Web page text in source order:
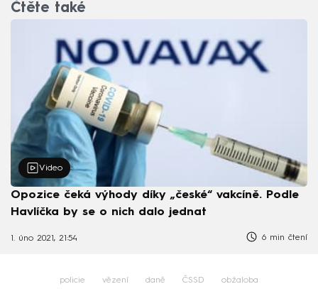
Čtěte také
Video
Opozice čeká výhody díky „české“ vakcíně. Podle
Havlíčka by se o nich dalo jednat
1. úno 2021, 21:54 6 min čtení
policie vězení daně ČSSD obžaloba